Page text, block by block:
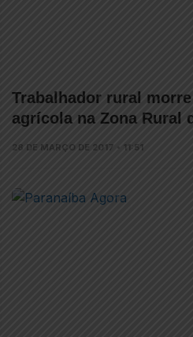
Trabalhador rural
agrícola na Zona Rural
28 DE MARÇO DE 2017 • 11:51